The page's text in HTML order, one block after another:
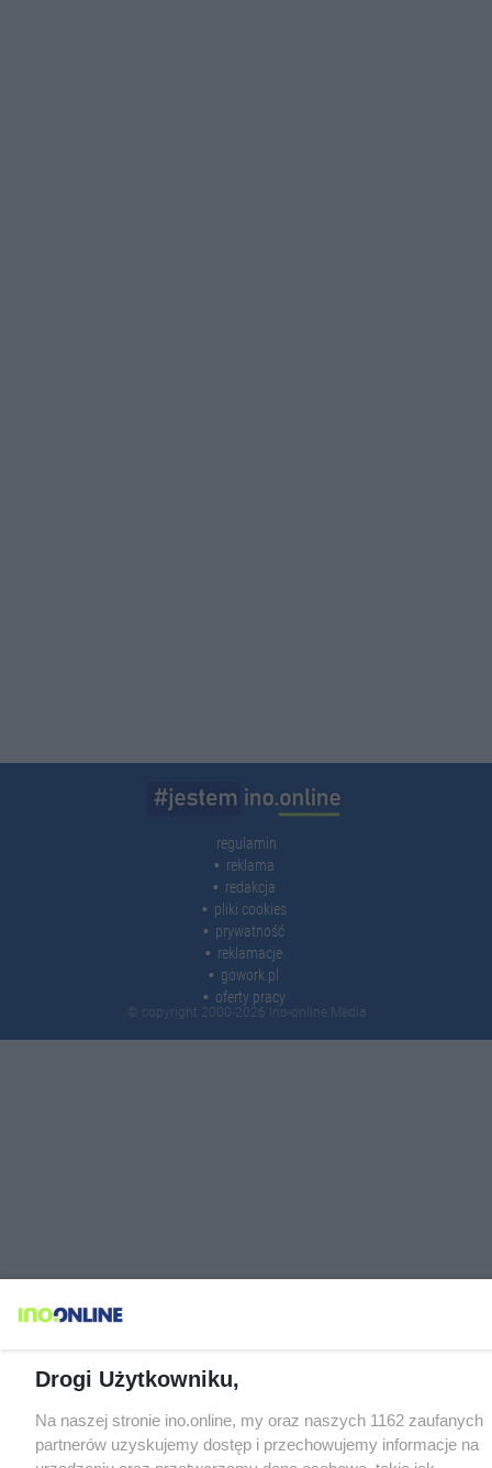
regulamin
reklama
redakcja
pliki cookies
prywatność
reklamacje
gowork.pl
oferty pracy
© copyright 2000-2026 Ino-online Media
Drogi Użytkowniku,
Na naszej stronie ino.online, my oraz naszych 1162 zaufanych
partnerów uzyskujemy dostęp i przechowujemy informacje na